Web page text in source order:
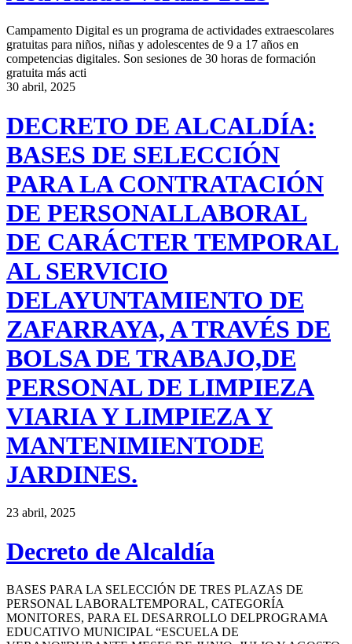
Campamento Digital es un programa de actividades extraescolares
gratuitas para niños, niñas y adolescentes de 9 a 17 años en
competencias digitales. Son sesiones de 30 horas de formación
gratuita más acti
30 abril, 2025
DECRETO DE ALCALDÍA:
BASES DE SELECCIÓN
PARA LA CONTRATACIÓN
DE PERSONALLABORAL
DE CARÁCTER TEMPORAL
AL SERVICIO
DELAYUNTAMIENTO DE
ZAFARRAYA, A TRAVÉS DE
BOLSA DE TRABAJO,DE
PERSONAL DE LIMPIEZA
VIARIA Y LIMPIEZA Y
MANTENIMIENTODE
JARDINES.
23 abril, 2025
Decreto de Alcaldía
BASES PARA LA SELECCIÓN DE TRES PLAZAS DE
PERSONAL LABORALTEMPORAL, CATEGORÍA
MONITORES, PARA EL DESARROLLO DELPROGRAMA
EDUCATIVO MUNICIPAL “ESCUELA DE